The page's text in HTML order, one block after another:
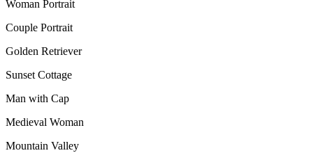
Woman Portrait
Couple Portrait
Golden Retriever
Sunset Cottage
Man with Cap
Medieval Woman
Mountain Valley